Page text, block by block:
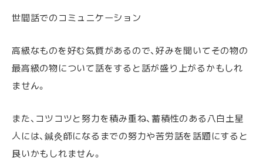
世間話でのコミュニケーション
高級なものを好む気質があるので、好みを聞いてその物の
最高級の物について話をすると話が盛り上がるかもしれ
ません。
また、コツコツと努力を積み重ね、蓄積性のある八白土星
人には、鍼灸師になるまでの努力や苦労話を話題にすると
良いかもしれません。